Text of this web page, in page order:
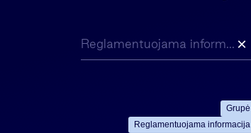
×
Grupė
Reglamentuojama informacija